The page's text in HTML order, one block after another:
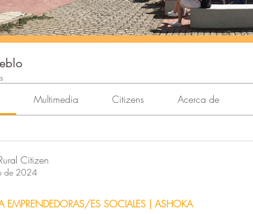
Multimedia Citizens Acerca de
Citizen
de 2024
ES SOCIALES | ASHOKA